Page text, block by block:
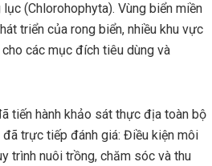
(Chlorohophyta). Vùng biển miền
triển của rong biển, nhiều khu vực
các mục đích tiêu dùng và
tiến hành khảo sát thực địa toàn bộ
trực tiếp đánh giá: Điều kiện môi
trình nuôi trồng, chăm sóc và thu